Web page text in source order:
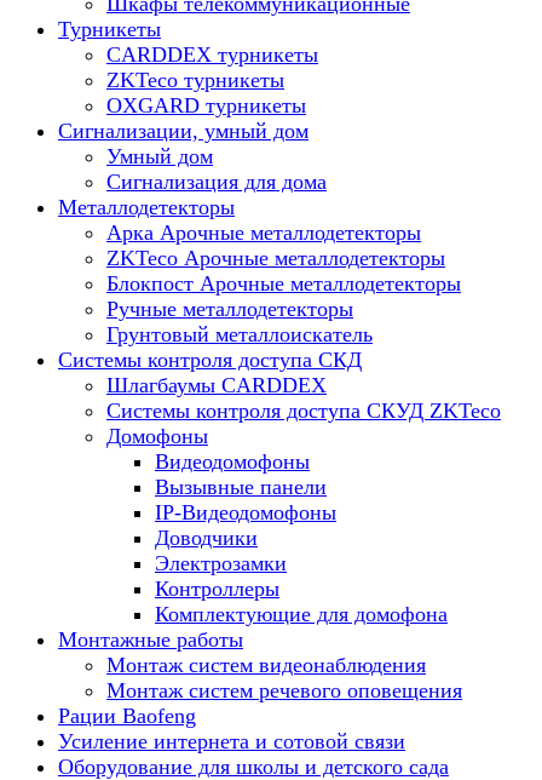
Турникеты
CARDDEX турникеты
ZKTeco турникеты
OXGARD турникеты
Сигнализации, умный дом
Умный дом
Сигнализация для дома
Металлодетекторы
Арка Арочные металлодетекторы
ZKTeco Арочные металлодетекторы
Блокпост Арочные металлодетекторы
Ручные металлодетекторы
Грунтовый металлоискатель
Системы контроля доступа СКД
Шлагбаумы CARDDEX
Системы контроля доступа СКУД ZKTeco
Домофоны
Видеодомофоны
Вызывные панели
IP-Видеодомофоны
Доводчики
Электрозамки
Контроллеры
Комплектующие для домофона
Монтажные работы
Монтаж систем видеонаблюдения
Монтаж систем речевого оповещения
Рации Baofeng
Усиление интернета и сотовой связи
Оборудование для школы и детского сада